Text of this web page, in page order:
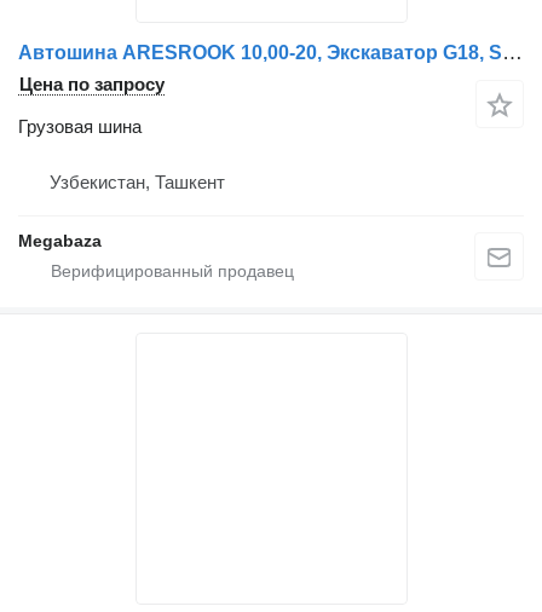
Автошина ARESROOK 10,00-20, Экскаватор G18, SP 16
Цена по запросу
Грузовая шина
Узбекистан, Ташкент
Megabaza